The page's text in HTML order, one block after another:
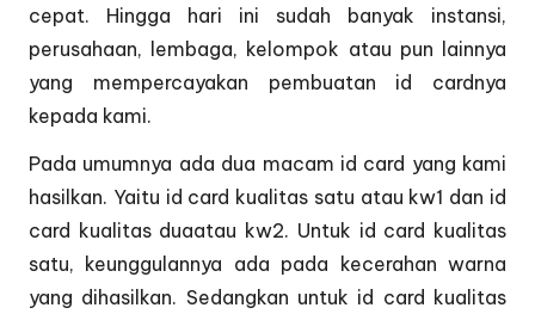
cepat. Hingga hari ini sudah banyak instansi,
perusahaan, lembaga, kelompok atau pun lainnya
yang mempercayakan pembuatan id cardnya
kepada kami.
Pada umumnya ada dua macam id card yang kami
hasilkan. Yaitu id card kualitas satu atau kw1 dan id
card kualitas duaatau kw2. Untuk id card kualitas
satu, keunggulannya ada pada kecerahan warna
yang dihasilkan. Sedangkan untuk id card kualitas